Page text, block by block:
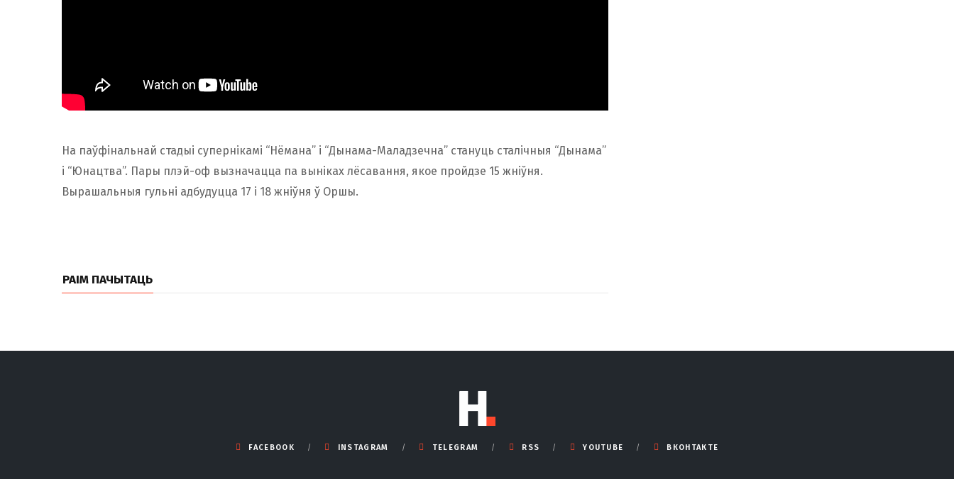
На паўфінальнай стадыі супернікамі “Нёмана” і “Дынама-Маладзечна” стануць сталічныя “Дынама”
і “Юнацтва”. Пары плэй-оф вызначацца па выніках лёсавання, якое пройдзе 15 жніўня.
Вырашальныя гульні адбудуцца 17 і 18 жніўня ў Оршы.
РАІМ ПАЧЫТАЦЬ
FACEBOOK INSTAGRAM TELEGRAM RSS YOUTUBE ВКОНТАКТЕ